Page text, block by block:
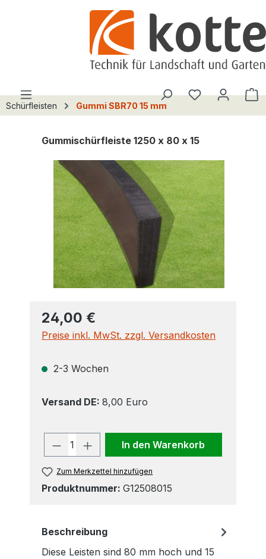
Du hast 0
Schürfleisten Gummi SBR70 15 mm
Gummischürfleiste 1250 x 80 x 15
Bildergalerie überspringen
24,00 €
Preise inkl. MwSt. zzgl. Versandkosten
2-3 Wochen
Versand DE: 8,00 Euro
Produkt Anzahl: Gib den
In den Warenkorb
Zum Merkzettel hinzufügen
Produktnummer: G12508015
Beschreibung
Diese Leisten sind 80 mm hoch und 15